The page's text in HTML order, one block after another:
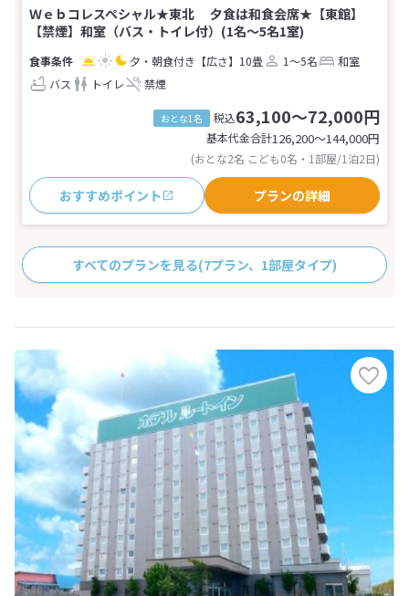
Ｗｅｂコレスペシャル★東北 夕食は和食会席★【東館】
【禁煙】和室（バス・トイレ付）(1名～5名1室)
夕・朝食付き 【広さ】10畳 1～5名
和室
バス
トイレ 禁煙
おとな1名 税込63,100～72,000円
基本代金合計126,200〜144,000円
(おとな2名 こども0名・1部屋/1泊2日)
おすすめポイント プランの詳細
すべてのプランを見る(7プラン、1部屋タイプ)